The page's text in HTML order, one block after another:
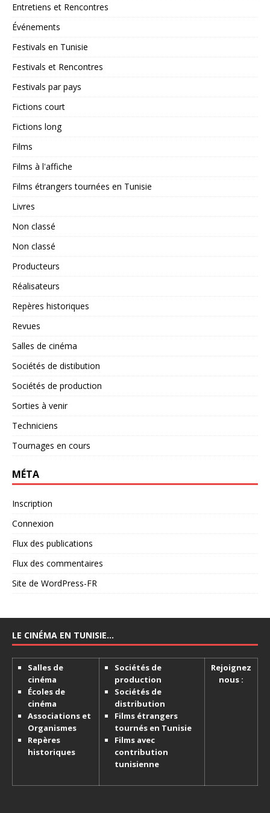
Entretiens et Rencontres
Événements
Festivals en Tunisie
Festivals et Rencontres
Festivals par pays
Fictions court
Fictions long
Films
Films à l'affiche
Films étrangers tournées en Tunisie
Livres
Non classé
Non classé
Producteurs
Réalisateurs
Repères historiques
Revues
Salles de cinéma
Sociétés de distibution
Sociétés de production
Sorties à venir
Techniciens
Tournages en cours
MÉTA
Inscription
Connexion
Flux des publications
Flux des commentaires
Site de WordPress-FR
LE CINÉMA EN TUNISIE…
Salles de
cinéma
Écoles de
cinéma
Associations et
Organismes
Repères
historiques
Sociétés de
production
Sociétés de
distribution
Films étrangers
tournés en Tunisie
Films avec
contribution
tunisienne
Rejoignez
nous :